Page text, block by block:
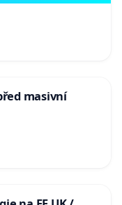
masivní